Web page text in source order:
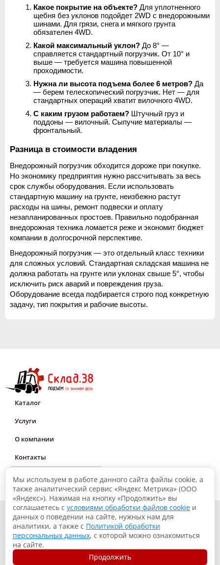
Какое покрытие на объекте? Для уплотненного
щебня без уклонов подойдет 2WD с внедорожными
шинами. Для грязи, снега и мягкого грунта
обязателен 4WD.
Какой максимальный уклон? До 8° —
справляется стандартный погрузчик. От 10° и
выше — требуется машина повышенной
проходимости.
Нужна ли высота подъема более 6 метров? Да
— берем телескопический погрузчик. Нет — для
стандартных операций хватит вилочного 4WD.
С каким грузом работаем? Штучный груз и
поддоны — вилочный. Сыпучие материалы —
фронтальный.
Разница в стоимости владения
Внедорожный погрузчик обходится дороже при покупке.
Но экономику предприятия нужно рассчитывать за весь
срок службы оборудования. Если использовать
стандартную машину на грунте, неизбежно растут
расходы на шины, ремонт подвески и оплату
незапланированных простоев. Правильно подобранная
внедорожная техника ломается реже и экономит бюджет
компании в долгосрочной перспективе.
Внедорожный погрузчик — это отдельный класс техники
для сложных условий. Стандартная складская машина не
должна работать на грунте или уклонах свыше 5°, чтобы
исключить риск аварий и повреждения груза.
Оборудование всегда подбирается строго под конкретную
задачу, тип покрытия и рабочие высоты.
Каталог
Услуги
О компании
Контакты
© 2026, Склад.38: Подъем со знанием дела
Политика конфиденциальности
Согласие на обработку данных
Использование файлов куки
Мы используем в работе данного сайта файлы cookie, а
также аналитический сервис «Яндекс Метрика» (ООО
«Яндекс»). Нажимая на кнопку «Продолжить» вы
соглашаетесь с условиями обработки файлов cookie и
данных о поведении на сайте, нужных нам для
аналитики, а также с Политикой обработки
персональных данных, с которой можно ознакомиться
на сайте.
Продолжить